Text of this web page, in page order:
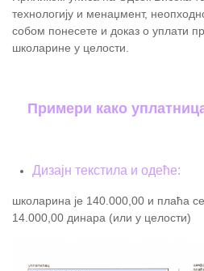
технологију и менаџмент,
собом понесете и доказ о уплати
школарине у целости.
Примери како
Дизајн текстила и одеће:
школарина је 140.000,00 и плаћа
14.000,00 динара (или у целости)